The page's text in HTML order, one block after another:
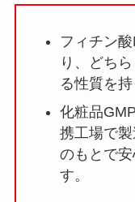
フィチン
り、どち
る性質を持
化粧品GMP
携工場で
のもとで
す。